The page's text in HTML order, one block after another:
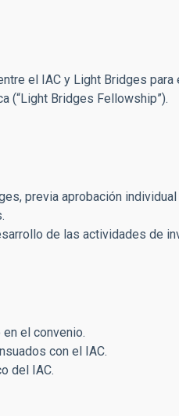
el IAC y Light Bridges para
(“Light Bridges Fellowship”).
previa aprobación individual
de las actividades de
el convenio.
con el IAC.
del IAC.